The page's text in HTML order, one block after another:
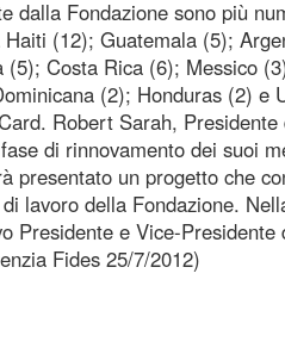
dalla Fondazione sono più
(12); Guatemala (5);
Costa Rica (6); Messico
(2); Honduras (2) e
Robert Sarah,
di rinnovamento dei suoi
presentato un progetto che
lavoro della Fondazione.
Presidente e Vice-Presidente
Fides 25/7/2012)